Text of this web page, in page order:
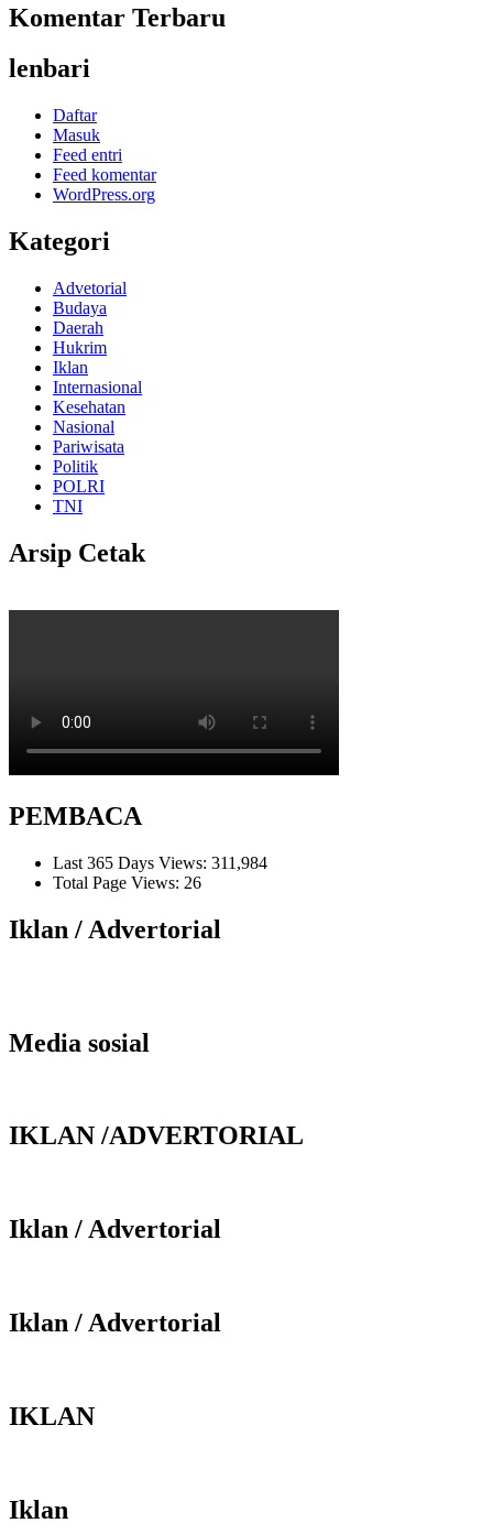
Komentar Terbaru
lenbari
Daftar
Masuk
Feed entri
Feed komentar
WordPress.org
Kategori
Advetorial
Budaya
Daerah
Hukrim
Iklan
Internasional
Kesehatan
Nasional
Pariwisata
Politik
POLRI
TNI
Arsip Cetak
PEMBACA
Last 365 Days Views: 311,984
Total Page Views: 26
Iklan / Advertorial
Media sosial
IKLAN /ADVERTORIAL
Iklan / Advertorial
Iklan / Advertorial
IKLAN
Iklan